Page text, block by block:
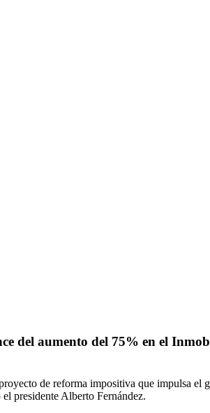
del aumento del 75% en el
de reforma impositiva que impulsa
presidente Alberto Fernández.